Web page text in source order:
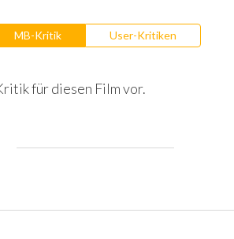
MB-Kritik User-Kritiken
für diesen Film vor.